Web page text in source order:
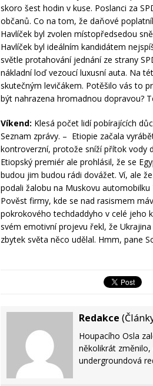
skoro šest hodin v kuse. Poslanci za
občanů. Co na tom, že daňové
Havlíček byl zvolen místopředsedou
Havlíček byl ideálním kandidátem
světle protahování jednání ze strany
nákladní loď vezoucí luxusní auta. Na
skutečným levičákem. Potěšilo vás to
být nahrazena hromadnou dopravou?
Víkend: Klesá počet lidí pobírajících
Seznam zprávy. – Etiopie začala
kontroverzní, protože sníží přítok vody
Etiopský premiér ale prohlásil, že se
budou jim budou rádi dovážet. Ví, ale
podali žalobu na Muskovu
Pověst firmy, kde se nad rasismem
pokrokového techdaddyho v celé jeho
svém emotivní projevu řekl, že
zbytek světa něco udělal. Hmm, pane
Redakce (
Houpacího Osla
několikrát změnilo,
undergroundová